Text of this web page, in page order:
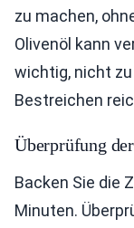
zu machen,
Olivenöl kann
wichtig, nicht
Bestreichen
Überprüfung
Backen Sie die
Minuten.